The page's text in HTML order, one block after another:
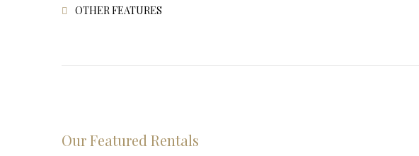
OTHER FEATURES
Our Featured Rentals